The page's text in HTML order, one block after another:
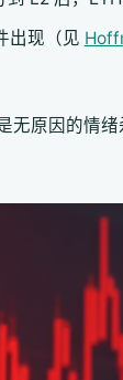
出现（见
无原因的情